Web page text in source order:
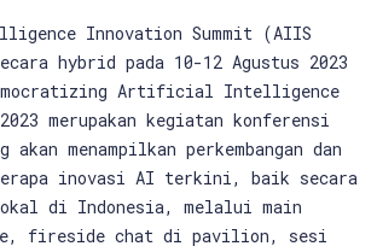
Innovation Summit (AIIS
hybrid pada 10-12 Agustus 2023
Artificial Intelligence
merupakan kegiatan konferensi
akan menampilkan perkembangan dan
inovasi AI terkini, baik secara
di Indonesia, melalui main
fireside chat di pavilion, sesi